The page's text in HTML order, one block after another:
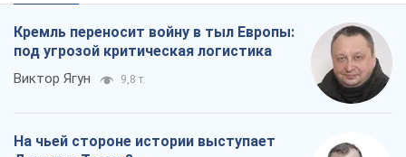
Кремль переносит войну в тыл Европы:
под угрозой критическая логистика
Виктор Ягун 9,8 т.
На чьей стороне истории выступает